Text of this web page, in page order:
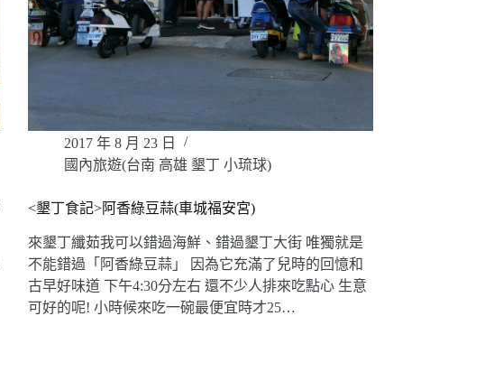
2017 年 8 月 23 日
國內旅遊(台南 高雄 墾丁 小琉球)
<墾丁食記>阿香綠豆蒜(車城福安宮)
來墾丁纖茹我可以錯過海鮮、錯過墾丁大街 唯獨就是
不能錯過「阿香綠豆蒜」 因為它充滿了兒時的回憶和
古早好味道 下午4:30分左右 還不少人排來吃點心 生意
可好的呢! 小時候來吃一碗最便宜時才25…